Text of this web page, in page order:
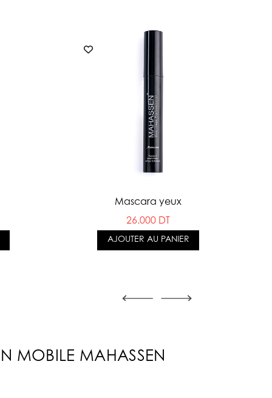
Mascara yeux
26.000 DT
AJOUTER AU PANIER
MOBILE MAHASSEN